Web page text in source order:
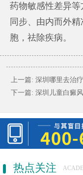
药物敏感性差异
同步、由内而外
胞，祛除疾病。
上一篇: 深圳哪里去治
下一篇: 深圳儿童白癜
热点关注